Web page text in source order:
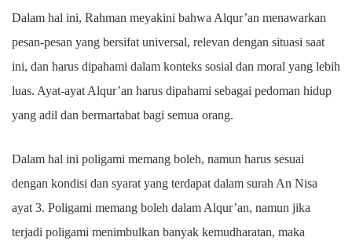
Dalam hal ini, Rahman meyakini bahwa Alqur’an menawarkan
pesan-pesan yang bersifat universal, relevan dengan situasi saat
ini, dan harus dipahami dalam konteks sosial dan moral yang lebih
luas. Ayat-ayat Alqur’an harus dipahami sebagai pedoman hidup
yang adil dan bermartabat bagi semua orang.
Dalam hal ini poligami memang boleh, namun harus sesuai
dengan kondisi dan syarat yang terdapat dalam surah An Nisa
ayat 3. Poligami memang boleh dalam Alqur’an, namun jika
terjadi poligami menimbulkan banyak kemudharatan, maka